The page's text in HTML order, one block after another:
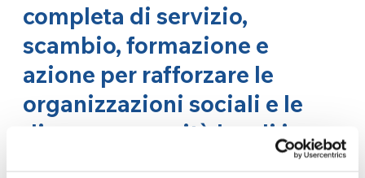
completa di servizio,
scambio, formazione e
azione per rafforzare le
organizzazioni sociali e le
diverse comunità locali in
tutto il mondo”. Quali tra